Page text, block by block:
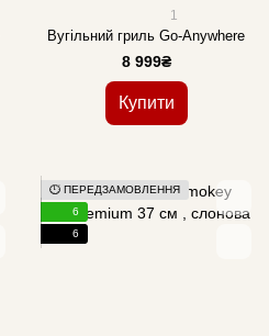
1
Вугільний гриль Go-Anywhere
8 999₴
Купити
⏱️ ПЕРЕДЗАМОВЛЕННЯ
6
6